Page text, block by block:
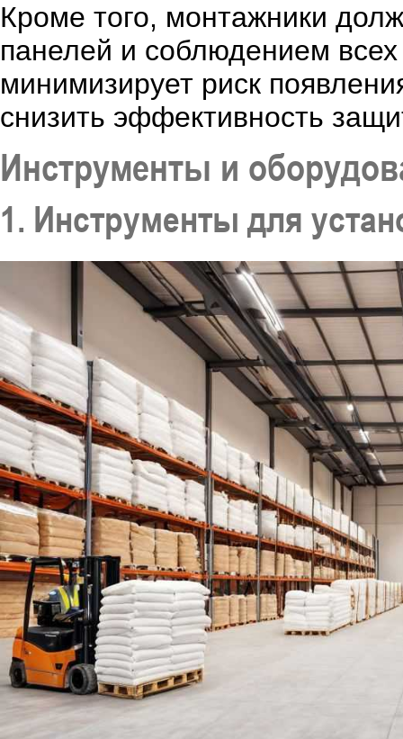
Кроме того, монтажники
панелей и соблюдением
минимизирует риск
снизить эффективность
Инструменты и
1. Инструменты для